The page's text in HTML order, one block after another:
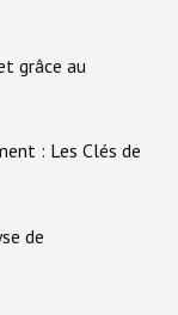
grâce au
: Les Clés de
de